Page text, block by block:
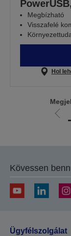
Megbízható
Visszafelé
Hol
Kövessen
Ügyfélszolgálat